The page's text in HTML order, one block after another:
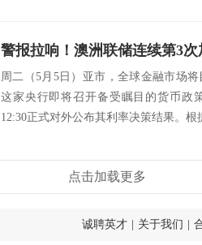
周二（5月5日）亚市，全球金融市场
这家央行即将召开备受瞩目的货币政
12:30正式对外公布其利率决策结果。
点击加载更多
诚聘英才 关于我们